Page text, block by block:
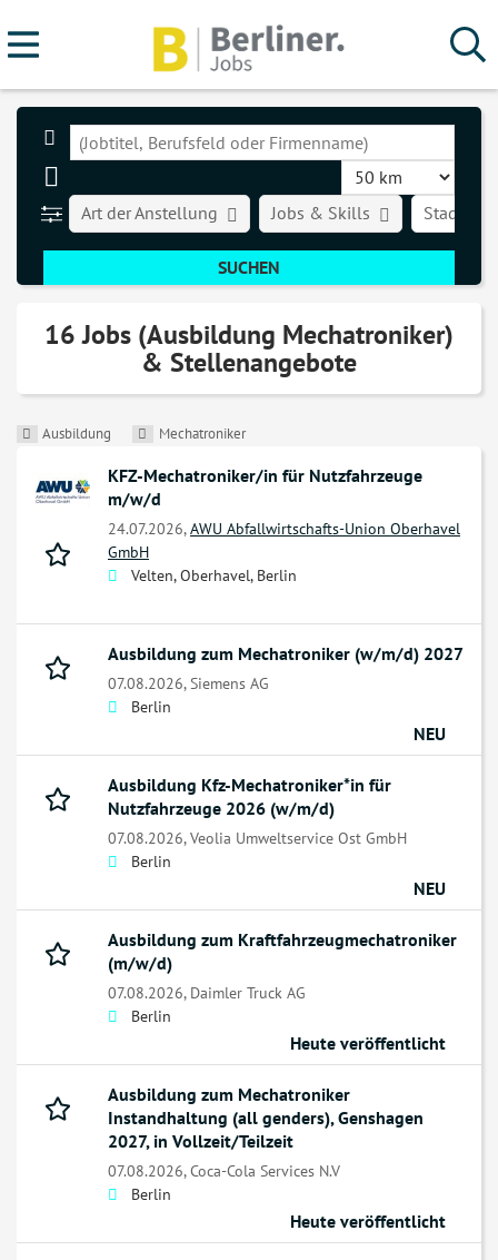
Stadt
Art der Anstellung Jobs & Skills
16 Jobs (Ausbildung Mechatroniker)
& Stellenangebote
Ausbildung Mechatroniker
KFZ-Mechatroniker/in für Nutzfahrzeuge
m/w/d
24.07.2026,AWU Abfallwirtschafts-Union Oberhavel
GmbH
Velten, Oberhavel, Berlin
Ausbildung zum Mechatroniker (w/m/d) 2027
07.08.2026,Siemens AG
Berlin
NEU
Ausbildung Kfz-Mechatroniker*in für
Nutzfahrzeuge 2026 (w/m/d)
07.08.2026,Veolia Umweltservice Ost GmbH
Berlin
NEU
Ausbildung zum Kraftfahrzeugmechatroniker
(m/w/d)
07.08.2026, Daimler Truck AG
Berlin
Heute veröffentlicht
Ausbildung zum Mechatroniker
Instandhaltung (all genders), Genshagen
2027, in Vollzeit/Teilzeit
07.08.2026,Coca-Cola Services N.V
Berlin
Heute veröffentlicht